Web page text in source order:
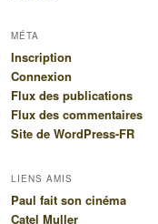
MÉTA
Inscription
Connexion
Flux des publications
Flux des commentaires
Site de WordPress-FR
LIENS AMIS
Paul fait son cinéma
Catel Muller